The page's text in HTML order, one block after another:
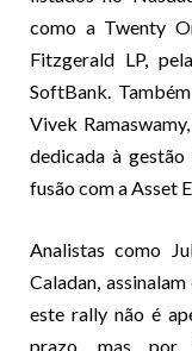
como a Twenty
Fitzgerald LP,
SoftBank.
Vivek
dedicada à
fusão com a Asset
Analistas como
Caladan,
este rally não é
prazo, mas por